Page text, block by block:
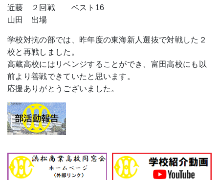
近藤 ２回戦 ベスト16
山田 出場
学校対抗の部では、昨年度の東海新人選抜で対戦した２
校と再戦しました。
高蔵高校にはリベンジすることができ、富田高校にも以
前より善戦できていたと思います。
応援ありがとうございました。